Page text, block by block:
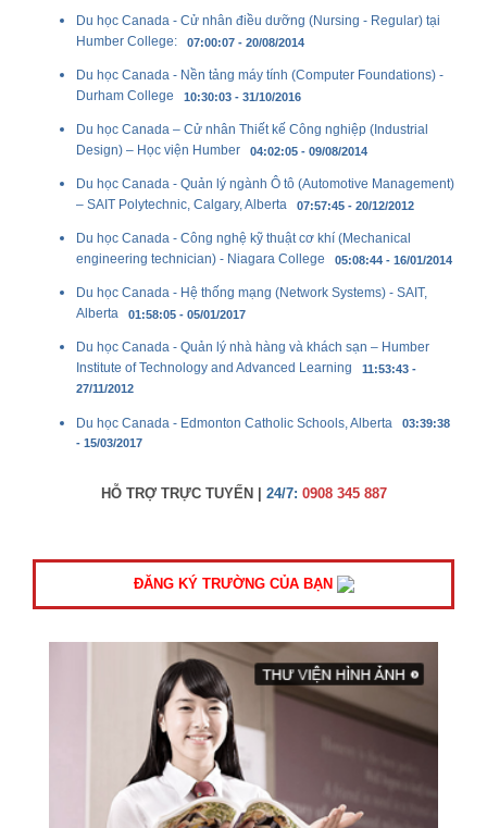
Du học Canada - Cử nhân điều dưỡng (Nursing - Regular) tại
Humber College: 07:00:07 - 20/08/2014
Du học Canada - Nền tảng máy tính (Computer Foundations) -
Durham College 10:30:03 - 31/10/2016
Du học Canada – Cử nhân Thiết kế Công nghiệp (Industrial
Design) – Học viện Humber 04:02:05 - 09/08/2014
Du học Canada - Quản lý ngành Ô tô (Automotive Management)
– SAIT Polytechnic, Calgary, Alberta 07:57:45 - 20/12/2012
Du học Canada - Công nghệ kỹ thuật cơ khí (Mechanical
engineering technician) - Niagara College 05:08:44 - 16/01/2014
Du học Canada - Hệ thống mạng (Network Systems) - SAIT,
Alberta 01:58:05 - 05/01/2017
Du học Canada - Quản lý nhà hàng và khách sạn – Humber
Institute of Technology and Advanced Learning 11:53:43 -
27/11/2012
Du học Canada - Edmonton Catholic Schools, Alberta 03:39:38
- 15/03/2017
HỖ TRỢ TRỰC TUYẾN | 24/7: 0908 345 887
ĐĂNG KÝ TRƯỜNG CỦA BẠN